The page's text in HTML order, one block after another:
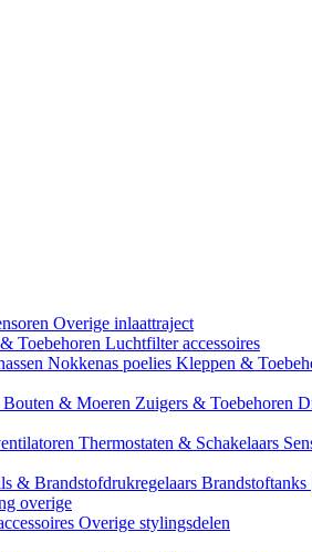
Overige inlaattraject
Toebehoren Luchtfilter accessoires
Nokkenas poelies Kleppen &
Bouten & Moeren Zuigers & Toebehoren
Thermostaten & Schakelaars
& Brandstofdrukregelaars Brandstoftanks
overige
Overige stylingsdelen